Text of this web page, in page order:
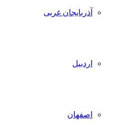
آذربایجان غربی
اردبیل
اصفهان